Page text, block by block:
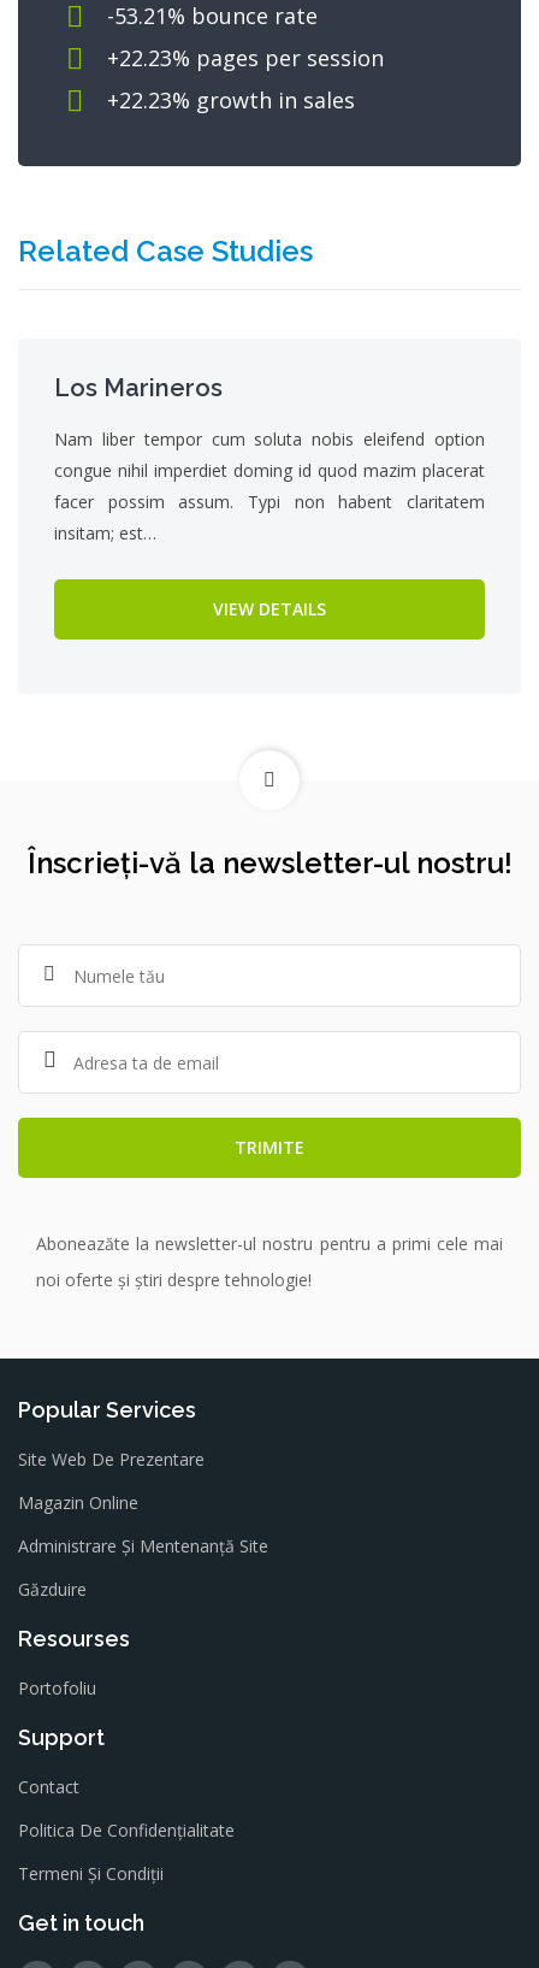
-53.21% bounce rate
+22.23% pages per session
+22.23% growth in sales
Related Case Studies
Los Marineros
Nam liber tempor cum soluta nobis eleifend option
congue nihil imperdiet doming id quod mazim placerat
facer possim assum. Typi non habent claritatem
insitam; est…
VIEW DETAILS
Înscrieți-vă la newsletter-ul nostru!
Aboneazăte la newsletter-ul nostru pentru a primi cele mai
noi oferte și știri despre tehnologie!
Popular Services
Site Web De Prezentare
Magazin Online
Administrare Și Mentenanță Site
Găzduire
Resourses
Portofoliu
Support
Contact
Politica De Confidențialitate
Termeni Și Condiții
Get in touch